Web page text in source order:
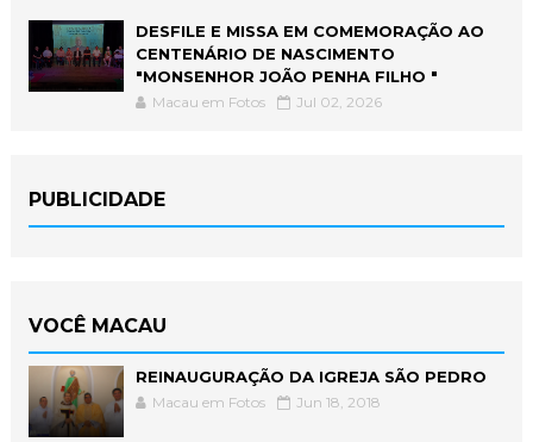
DESFILE E MISSA EM COMEMORAÇÃO AO
CENTENÁRIO DE NASCIMENTO
"MONSENHOR JOÃO PENHA FILHO "
Macau em Fotos Jul 02, 2026
PUBLICIDADE
VOCÊ MACAU
REINAUGURAÇÃO DA IGREJA SÃO PEDRO
Macau em Fotos Jun 18, 2018